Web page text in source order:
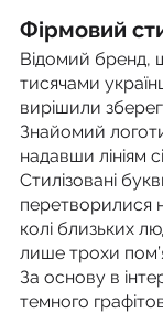
Фірмовий
Відомий бренд,
тисячами
вирішили
Знайомий
надавши лініям
Стилізовані
перетворилися
колі близьких
лише трохи
За основу в
темного